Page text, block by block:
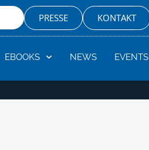
PRESSE KONTAKT
EBOOKS NEWS EVENTS